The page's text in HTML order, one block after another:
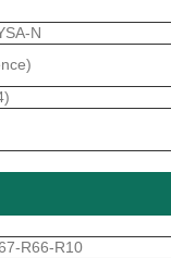
N
R66-R10